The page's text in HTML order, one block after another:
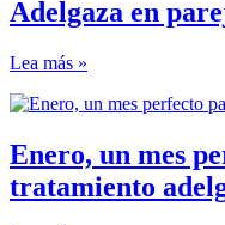
Adelgaza en
Lea más »
Enero, un mes
tratamiento